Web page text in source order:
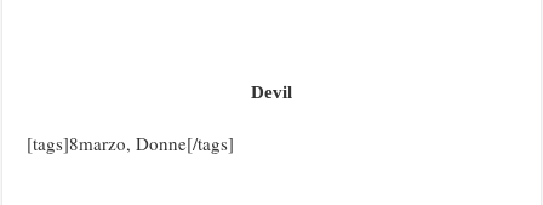
Devil
[tags]8marzo, Donne[/tags]